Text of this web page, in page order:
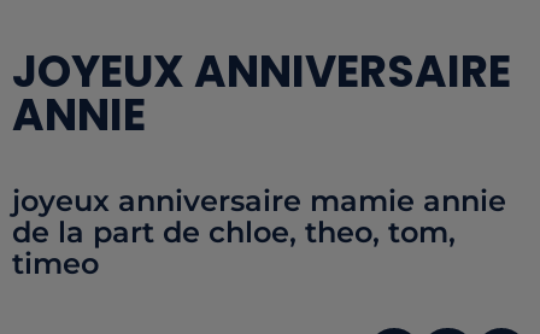
JOYEUX ANNIVERSAIRE
ANNIE
joyeux anniversaire mamie annie
de la part de chloe, theo, tom,
timeo